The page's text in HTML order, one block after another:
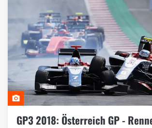
GP3 2018: Österreich GP -